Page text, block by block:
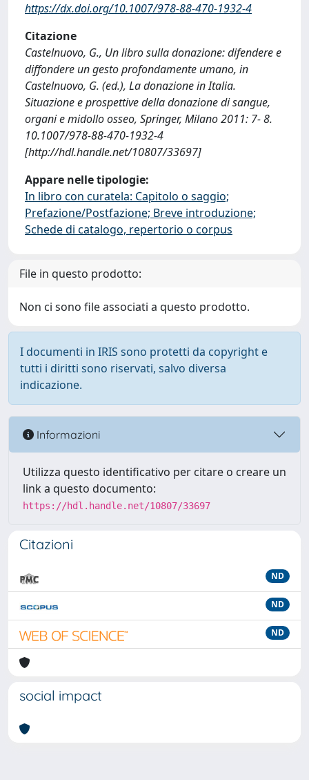
https://dx.doi.org/10.1007/978-88-470-1932-4
Citazione
Castelnuovo, G., Un libro sulla donazione: difendere e
diffondere un gesto profondamente umano, in
Castelnuovo, G. (ed.), La donazione in Italia.
Situazione e prospettive della donazione di sangue,
organi e midollo osseo, Springer, Milano 2011: 7- 8.
10.1007/978-88-470-1932-4
[http://hdl.handle.net/10807/33697]
Appare nelle tipologie:
In libro con curatela: Capitolo o saggio;
Prefazione/Postfazione; Breve introduzione;
Schede di catalogo, repertorio o corpus
File in questo prodotto:
Non ci sono file associati a questo prodotto.
I documenti in IRIS sono protetti da copyright e
tutti i diritti sono riservati, salvo diversa
indicazione.
Informazioni
Utilizza questo identificativo per citare o creare un
link a questo documento:
https://hdl.handle.net/10807/33697
Citazioni
ND
ND
ND
social impact